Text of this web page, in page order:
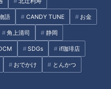
語 CANDY TUNE お金
角上清司 静岡
SDGs if珈琲店
おでかけ とんかつ
の略歴から紹介したい。小学
リーグ」で野球を始めた。き
た保育園からの親友に誘われ
キャッチボールで興味は抱い
継でドラゴンズ戦を観てい
手はタイロン・ウッズ選手だ